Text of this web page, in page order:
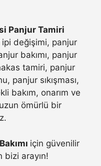
Panjur Tamiri
değişimi, panjur
bakımı, panjur
tamiri, panjur
panjur sıkışması,
bakım, onarım ve
ömürlü bir
için güvenilir
bizi arayın!